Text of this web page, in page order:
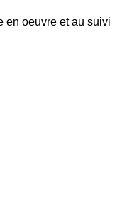
en oeuvre et au suivi